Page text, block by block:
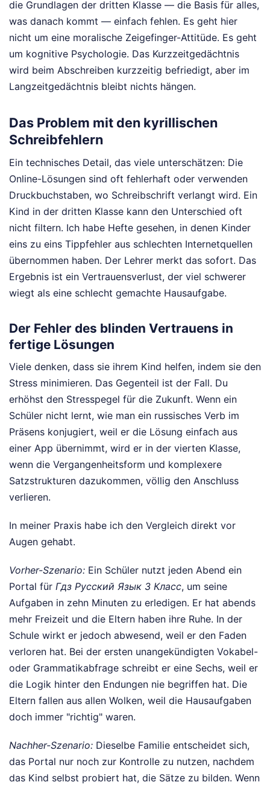
die Grundlagen der dritten Klasse — die Basis für alles,
was danach kommt — einfach fehlen. Es geht hier
nicht um eine moralische Zeigefinger-Attitüde. Es geht
um kognitive Psychologie. Das Kurzzeitgedächtnis
wird beim Abschreiben kurzzeitig befriedigt, aber im
Langzeitgedächtnis bleibt nichts hängen.
Das Problem mit den kyrillischen
Schreibfehlern
Ein technisches Detail, das viele unterschätzen: Die
Online-Lösungen sind oft fehlerhaft oder verwenden
Druckbuchstaben, wo Schreibschrift verlangt wird. Ein
Kind in der dritten Klasse kann den Unterschied oft
nicht filtern. Ich habe Hefte gesehen, in denen Kinder
eins zu eins Tippfehler aus schlechten Internetquellen
übernommen haben. Der Lehrer merkt das sofort. Das
Ergebnis ist ein Vertrauensverlust, der viel schwerer
wiegt als eine schlecht gemachte Hausaufgabe.
Der Fehler des blinden Vertrauens in
fertige Lösungen
Viele denken, dass sie ihrem Kind helfen, indem sie den
Stress minimieren. Das Gegenteil ist der Fall. Du
erhöhst den Stresspegel für die Zukunft. Wenn ein
Schüler nicht lernt, wie man ein russisches Verb im
Präsens konjugiert, weil er die Lösung einfach aus
einer App übernimmt, wird er in der vierten Klasse,
wenn die Vergangenheitsform und komplexere
Satzstrukturen dazukommen, völlig den Anschluss
verlieren.
In meiner Praxis habe ich den Vergleich direkt vor
Augen gehabt.
Vorher-Szenario: Ein Schüler nutzt jeden Abend ein
Portal für Гдз Русский Язык 3 Класс, um seine
Aufgaben in zehn Minuten zu erledigen. Er hat abends
mehr Freizeit und die Eltern haben ihre Ruhe. In der
Schule wirkt er jedoch abwesend, weil er den Faden
verloren hat. Bei der ersten unangekündigten Vokabel-
oder Grammatikabfrage schreibt er eine Sechs, weil er
die Logik hinter den Endungen nie begriffen hat. Die
Eltern fallen aus allen Wolken, weil die Hausaufgaben
doch immer "richtig" waren.
Nachher-Szenario: Dieselbe Familie entscheidet sich,
das Portal nur noch zur Kontrolle zu nutzen, nachdem
das Kind selbst probiert hat, die Sätze zu bilden. Wenn